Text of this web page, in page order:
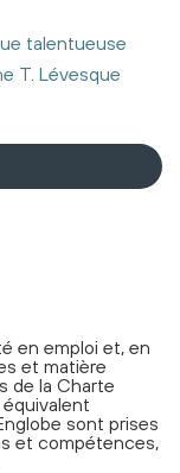
talentueuse
T. Lévesque
en emploi et, en
et matière
de la Charte
sont prises
et compétences,